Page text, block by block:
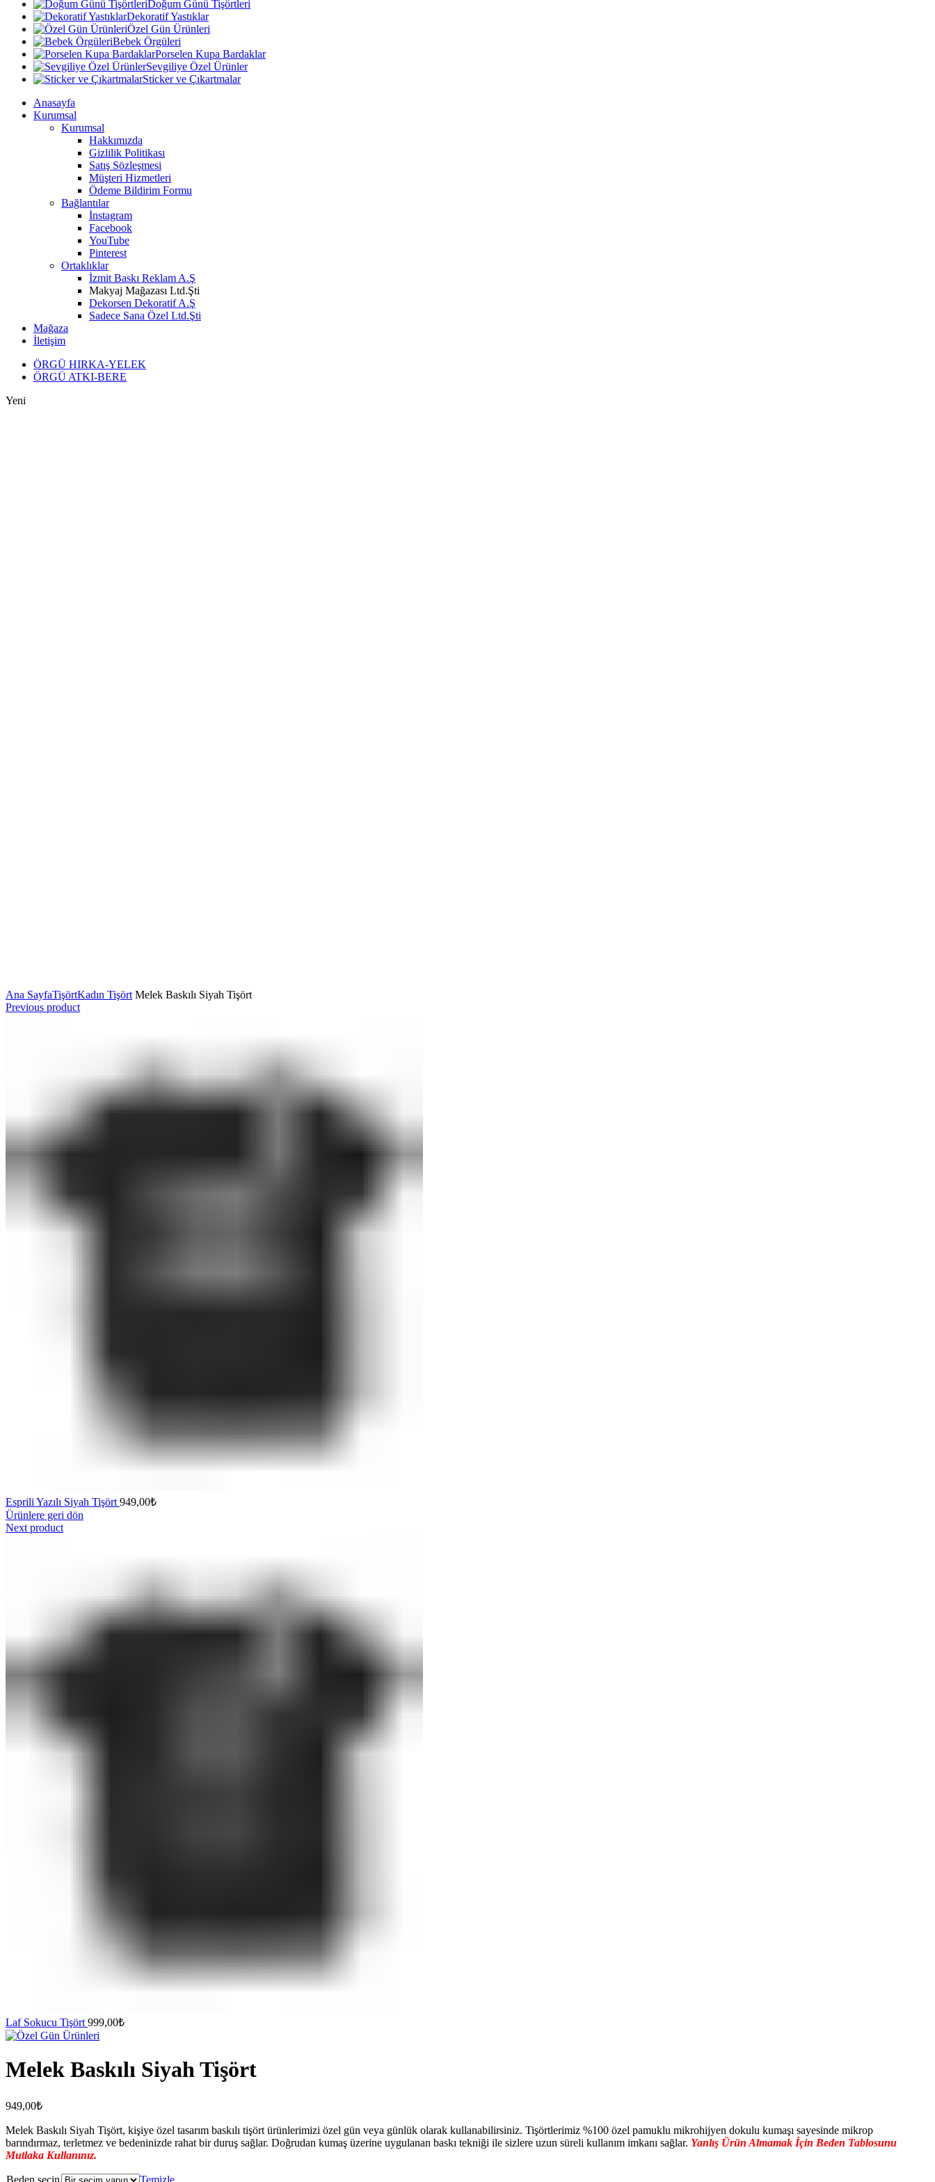
Doğum Günü Tişörtleri
Dekoratif Yastıklar
Özel Gün Ürünleri
Bebek Örgüleri
Porselen Kupa Bardaklar
Sevgiliye Özel Ürünler
Sticker ve Çıkartmalar
Anasayfa
Kurumsal
Kurumsal
Hakkımızda
Gizlilik Politikası
Satış Sözleşmesi
Müşteri Hizmetleri
Ödeme Bildirim Formu
Bağlantılar
İnstagram
Facebook
YouTube
Pinterest
Ortaklıklar
İzmit Baskı Reklam A.Ş
Makyaj Mağazası Ltd.Şti
Dekorsen Dekoratif A.Ş
Sadece Sana Özel Ltd.Şti
Mağaza
İletişim
ÖRGÜ HIRKA-YELEK
ÖRGÜ ATKI-BERE
Yeni
Ana SayfaTişörtKadın Tişört Melek Baskılı Siyah Tişört
Previous product
Esprili Yazılı Siyah Tişört 949,00₺
Ürünlere geri dön
Next product
Laf Sokucu Tişört 999,00₺
Melek Baskılı Siyah Tişört
949,00₺
Melek Baskılı Siyah Tişört, kişiye özel tasarım baskılı tişört ürünlerimizi özel gün veya günlük olarak kullanabilirsiniz. Tişörtlerimiz %100 özel pamuklu mikrohijyen dokulu kumaşı sayesinde mikrop
barındırmaz, terletmez ve bedeninizde rahat bir duruş sağlar. Doğrudan kumaş üzerine uygulanan baskı tekniği ile sizlere uzun süreli kullanım imkanı sağlar. Yanlış Ürün Almamak İçin Beden Tablosunu
Mutlaka Kullanınız.
Beden seçin Temizle